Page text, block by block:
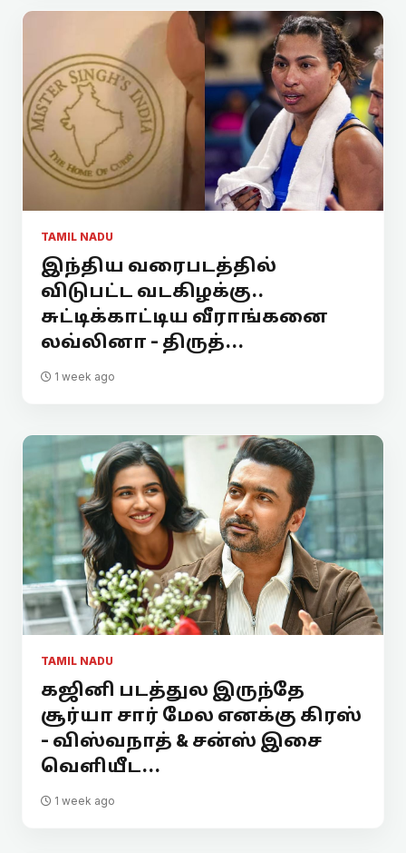
TAMIL NADU
இந்திய வரைபடத்தில்
விடுபட்ட வடகிழக்கு..
சுட்டிக்காட்டிய வீராங்கனை
லவ்லினா - திருத்...
1 week ago
TAMIL NADU
கஜினி படத்துல இருந்தே
சூர்யா சார் மேல எனக்கு கிரஸ்
- விஸ்வநாத் & சன்ஸ் இசை
வெளியீட...
1 week ago